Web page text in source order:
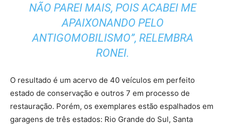
NÃO PAREI MAIS, POIS ACABEI ME
APAIXONANDO PELO
ANTIGOMOBILISMO”, RELEMBRA
RONEI.
O resultado é um acervo de 40 veículos em perfeito
estado de conservação e outros 7 em processo de
restauração. Porém, os exemplares estão espalhados em
garagens de três estados: Rio Grande do Sul, Santa